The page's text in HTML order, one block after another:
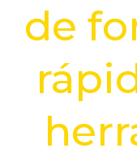
de